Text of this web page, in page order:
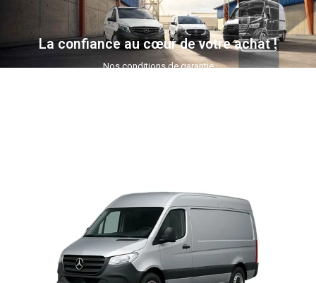
La confiance au cœur de votre achat !
Nos conditions de garantie